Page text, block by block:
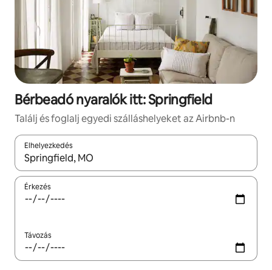
Bérbeadó nyaralók itt: Springfield
Találj és foglalj egyedi szálláshelyeket az Airbnb-n
Elhelyezkedés
Az eredmények között a felfelé és a lefelé nyíllal
Érkezés
Távozás